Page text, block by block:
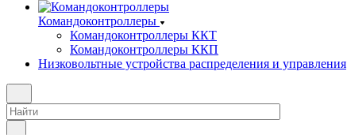
Командоконтроллеры
Командоконтроллеры ККТ
Командоконтроллеры ККП
Низковольтные устройства распределения и управления